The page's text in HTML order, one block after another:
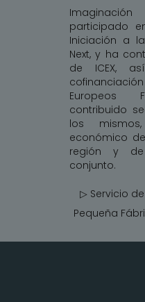
participado
Iniciación a la
Next, y ha
de ICEX,
Europeos
contribuido
los
económico
región y
conjunto.
▷ Servicio
Pequeña